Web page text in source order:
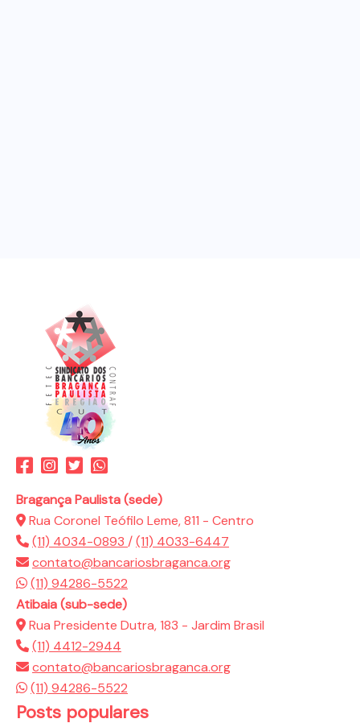
Bragança Paulista (sede)
Rua Coronel Teófilo Leme, 811 - Centro
(11) 4034-0893 /(11) 4033-6447
contato@bancariosbraganca.org
(11) 94286-5522
Atibaia (sub-sede)
Rua Presidente Dutra, 183 - Jardim Brasil
(11) 4412-2944
contato@bancariosbraganca.org
(11) 94286-5522
Posts populares